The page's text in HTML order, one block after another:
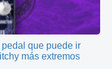
que puede ir
más extremos